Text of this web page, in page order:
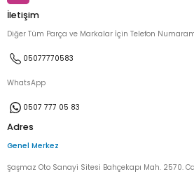
İletişim
Diğer Tüm Parça ve Markalar İçin Telefon
05077770583
WhatsApp
0507 777 05 83
Adres
Genel Merkez
Şaşmaz Oto Sanayi Sitesi Bahçekapı Mah. 2570.